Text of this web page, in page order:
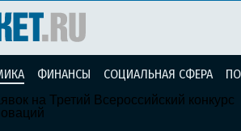
ФИНАНСЫ СОЦИАЛЬНАЯ СФЕРА